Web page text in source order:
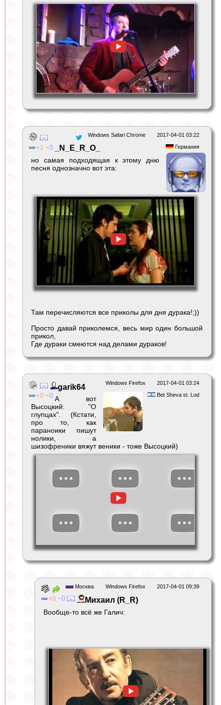
2017-04-01 03:22
Windows Safari Chrome
Германия
1 0 _N_E_R_O_
но самая подходящая к этому дню
песня однозначно вот эта:
Там перечисляются все приколы для дня дурака!;))
Просто давай приколемся, весь мир один большой
прикол,
Где дураки смеются над делами дураков!
2017-04-01 03:24
Windows Firefox
Bet Sheva st. Lod
0 0
garik64
А вот
Высоцкий: "О
глупцах". (Кстати,
про то, как
параноики пишут
нолики, а
шизофреники вяжут веники - тоже Высоцкий)
2017-04-01 09:39
Windows Firefox
Москва
0 0 Михаил (R_R)
Вообще-то всё же Галич: